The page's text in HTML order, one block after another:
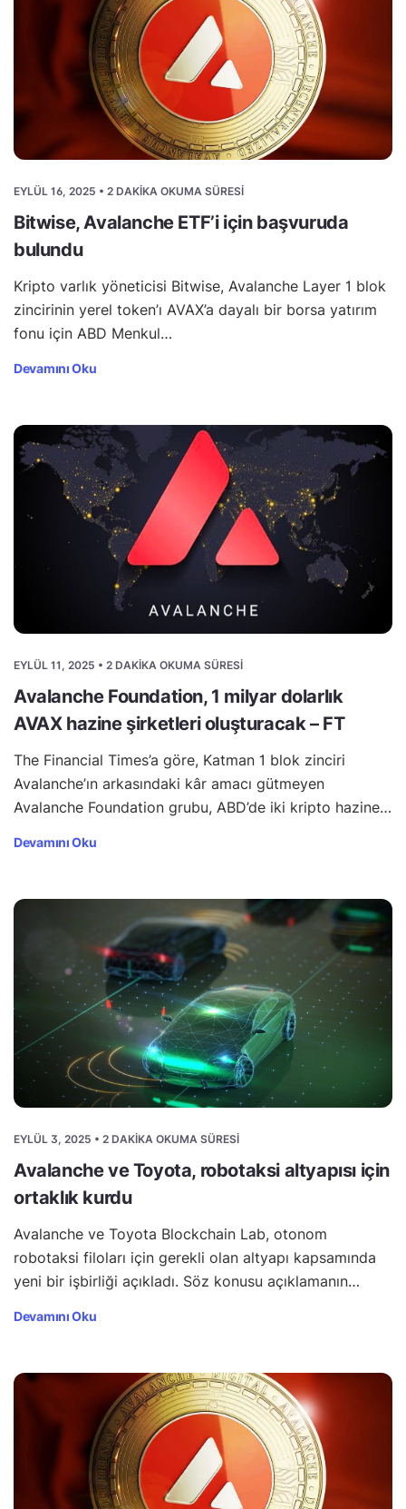
EYLÜL 16, 2025 • 2 DAKIKA OKUMA SÜRESI
Bitwise, Avalanche ETF’i için başvuruda
bulundu
Kripto varlık yöneticisi Bitwise, Avalanche Layer 1 blok
zincirinin yerel token’ı AVAX’a dayalı bir borsa yatırım
fonu için ABD Menkul…
Devamını Oku
EYLÜL 11, 2025 • 2 DAKIKA OKUMA SÜRESI
Avalanche Foundation, 1 milyar dolarlık
AVAX hazine şirketleri oluşturacak – FT
The Financial Times’a göre, Katman 1 blok zinciri
Avalanche’ın arkasındaki kâr amacı gütmeyen
Avalanche Foundation grubu, ABD’de iki kripto hazine…
Devamını Oku
EYLÜL 3, 2025 • 2 DAKIKA OKUMA SÜRESI
Avalanche ve Toyota, robotaksi altyapısı için
ortaklık kurdu
Avalanche ve Toyota Blockchain Lab, otonom
robotaksi filoları için gerekli olan altyapı kapsamında
yeni bir işbirliği açıkladı. Söz konusu açıklamanın…
Devamını Oku